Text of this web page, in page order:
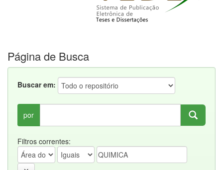
Página de Busca
Buscar em:
por
Filtros correntes: